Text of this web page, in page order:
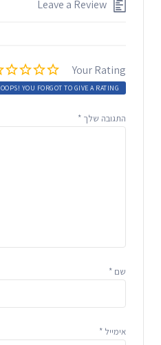
Leave a Review
Your Rating
OOPS! YOU FORGOT TO GIVE A RATING.
התגובה שלך *
שם *
אימייל *